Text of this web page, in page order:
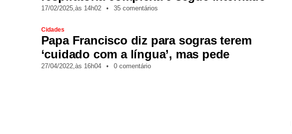
17/02/2025,às 14h02 • 35 comentários
Cidades
Papa Francisco diz para sogras terem
‘cuidado com a língua’, mas pede
27/04/2022,às 16h04 • 0 comentário